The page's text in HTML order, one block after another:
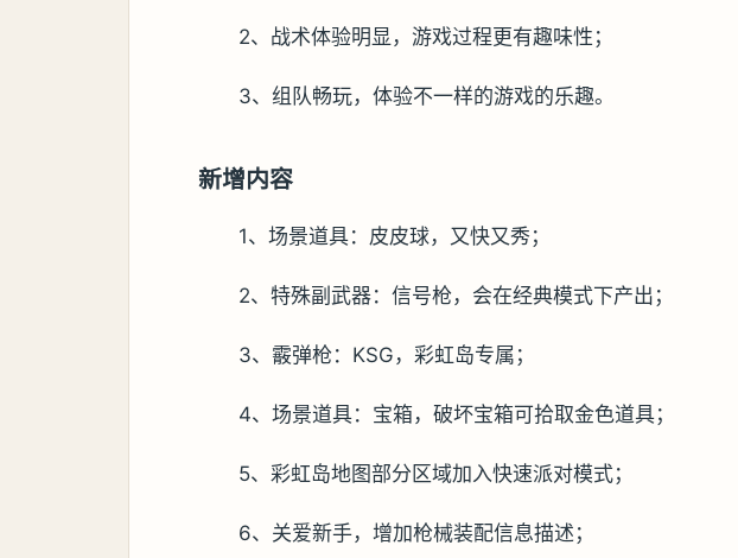
2、战术体验明显，游戏过程更有趣味性；
3、组队畅玩，体验不一样的游戏的乐趣。
新增内容
1、场景道具：皮皮球，又快又秀；
2、特殊副武器：信号枪，会在经典模式下产出；
3、霰弹枪：KSG，彩虹岛专属；
4、场景道具：宝箱，破坏宝箱可拾取金色道具；
5、彩虹岛地图部分区域加入快速派对模式；
6、关爱新手，增加枪械装配信息描述；